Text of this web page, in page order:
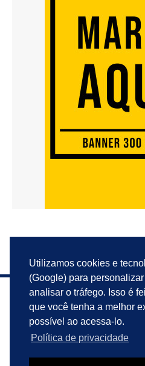
Utilizamos cookies e
(Google) para
analisar o tráfego. Isso é
que você tenha a melhor
possível ao acessa-lo.
Política de privacidade